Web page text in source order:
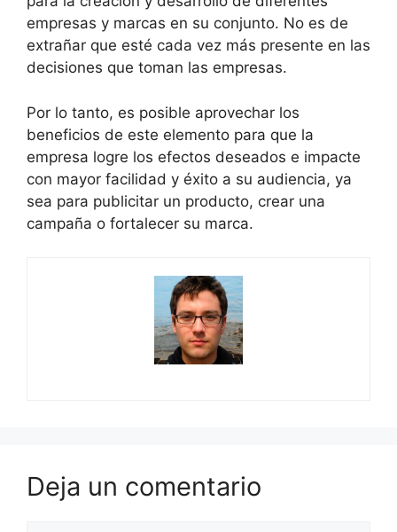
empresas y marcas en su conjunto. No es de
extrañar que esté cada vez más presente en las
decisiones que toman las empresas.
Por lo tanto, es posible aprovechar los
beneficios de este elemento para que la
empresa logre los efectos deseados e impacte
con mayor facilidad y éxito a su audiencia, ya
sea para publicitar un producto, crear una
campaña o fortalecer su marca.
Deja un comentario